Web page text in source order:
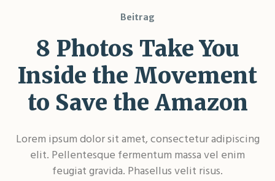
Beitrag
8 Photos Take You
Inside the Movement
to Save the Amazon
Lorem ipsum dolor sit amet, consectetur adipiscing
elit. Pellentesque fermentum massa vel enim
feugiat gravida. Phasellus velit risus.